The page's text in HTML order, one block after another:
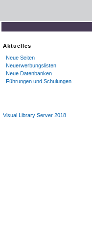
Aktuelles
Neue Seiten
Neuerwerbungslisten
Neue Datenbanken
Führungen und Schulungen
Visual Library Server 2018